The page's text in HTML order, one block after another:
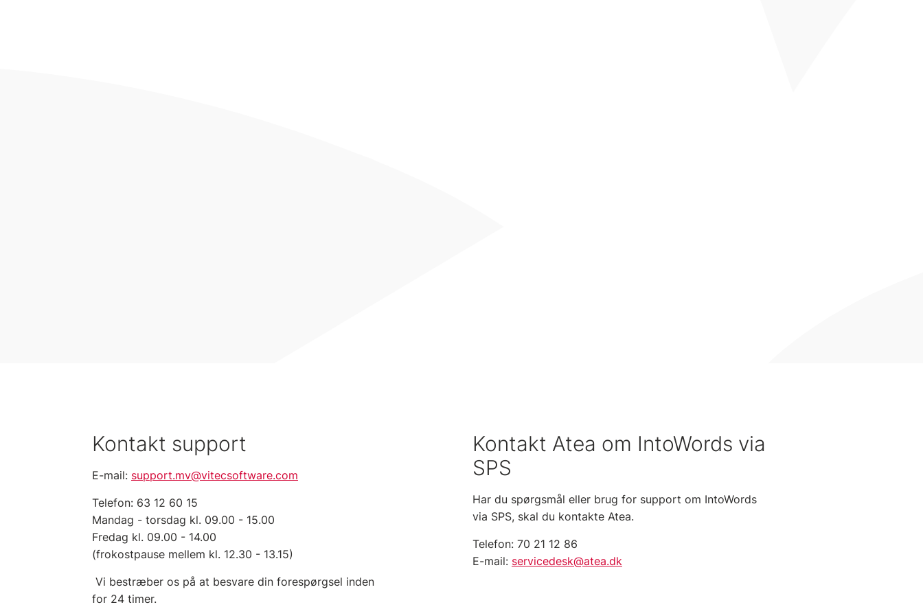
Kontakt support
E-mail: support.mv@vitecsoftware.com
Telefon: 63 12 60 15
Mandag - torsdag kl. 09.00 - 15.00
Fredag kl. 09.00 - 14.00
(frokostpause mellem kl. 12.30 - 13.15)
Vi bestræber os på at besvare din forespørgsel inden
for 24 timer.
Kontakt Atea om IntoWords via
SPS
Har du spørgsmål eller brug for support om IntoWords
via SPS, skal du kontakte Atea.
Telefon: 70 21 12 86
E-mail: servicedesk@atea.dk